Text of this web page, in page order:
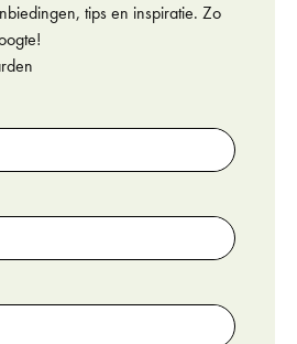
tips en inspiratie. Zo